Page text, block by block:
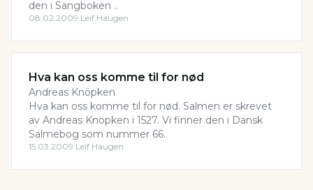
den i Sangboken ..
08.02.2009·Leif Haugen
Hva kan oss komme til for nød
Andreas Knöpken
Hva kan oss komme til for nød. Salmen er skrevet
av Andreas Knöpken i 1527. Vi finner den i Dansk
Salmebog som nummer 66..
15.03.2009·Leif Haugen